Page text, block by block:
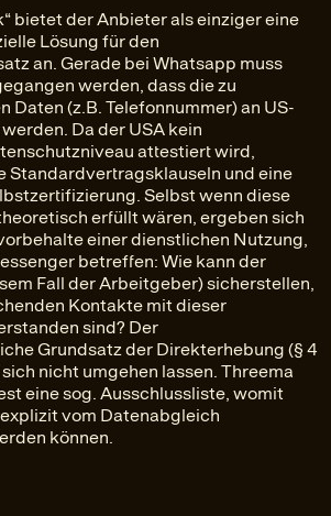
bietet der Anbieter als einziger eine
Lösung für den
an. Gerade bei Whatsapp muss
werden, dass die zu
Daten (z.B. Telefonnummer) an US-
Da der USA kein
attestiert wird,
Standardvertragsklauseln und eine
Selbst wenn diese
erfüllt wären, ergeben sich
einer dienstlichen Nutzung,
betreffen: Wie kann der
Fall der Arbeitgeber) sicherstellen,
Kontakte mit dieser
sind? Der
Grundsatz der Direkterhebung (§ 4
nicht umgehen lassen. Threema
eine sog. Ausschlussliste, womit
vom Datenabgleich
können.